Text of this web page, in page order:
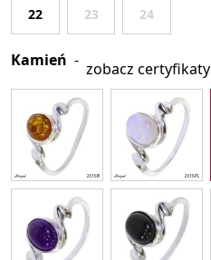
22 23 24
Kamień - zobacz certyfikaty